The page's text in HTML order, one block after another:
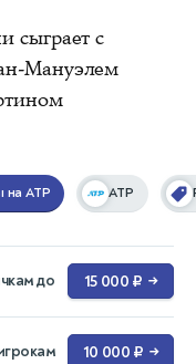
сыграет с
Мануэлем
на ATP ATP
до 15 000 ₽ →
10 000 ₽ →